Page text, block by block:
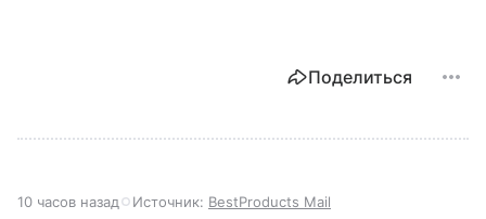
Поделиться
10 часов назад Источник: BestProducts Mail